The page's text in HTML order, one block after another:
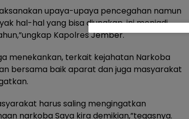
upaya-upaya pencegahan namun
hal-hal yang bisa diungkap, ini menjadi
Kapolres Jember.
menekankan, terkait kejahatan Narkoba
bersama baik aparat dan juga masyarakat
harus saling mengingatkan
narkoba Saya kira demikian,”tegasnya.